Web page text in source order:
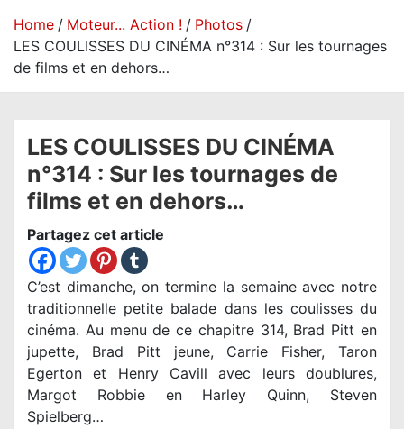
Home Moteur... Action !
Photos
LES COULISSES DU CINÉMA n°314 : Sur les tournages
de films et en dehors…
LES COULISSES DU CINÉMA
n°314 : Sur les tournages de
films et en dehors…
Partagez cet article
C’est dimanche, on termine la semaine avec notre
traditionnelle petite balade dans les coulisses du
cinéma. Au menu de ce chapitre 314, Brad Pitt en
jupette, Brad Pitt jeune, Carrie Fisher, Taron
Egerton et Henry Cavill avec leurs doublures,
Margot Robbie en Harley Quinn, Steven
Spielberg…